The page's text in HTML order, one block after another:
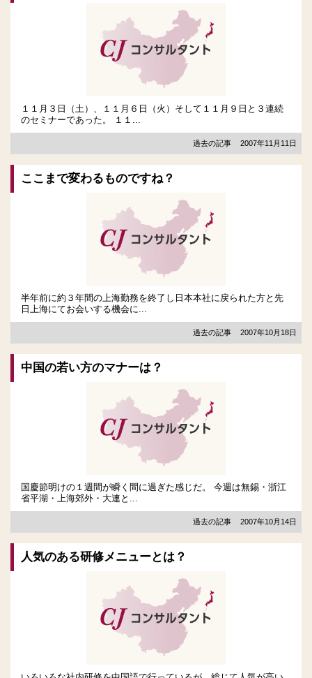
１１月３日（土）、１１月６日（火）そして１１月９日と３連続
のセミナーであった。 １１...
過去の記事 2007年11月11日
ここまで変わるものですね？
半年前に約３年間の上海勤務を終了し日本本社に戻られた方と先
日上海にてお会いする機会に...
過去の記事 2007年10月18日
中国の若い方のマナーは？
国慶節明けの１週間が瞬く間に過ぎた感じだ。 今週は無錫・浙江
省平湖・上海郊外・大連と...
過去の記事 2007年10月14日
人気のある研修メニューとは？